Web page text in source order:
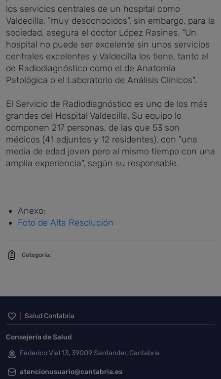
los servicios centrales de un hospital como
Valdecilla, "muy desconocidos", sin embargo, para la
sociedad, asegura el doctor López Rasines. "Un
hospital no puede ser excelente sin unos servicios
centrales excelentes y Valdecilla los tiene, tanto el
de Radiodiagnóstico como el de Anatomía
Patológica o el Laboratorio de Análisis Clínicos".
El Servicio de Radiodiagnóstico es uno de los más
grandes del Hospital Valdecilla. Su equipo lo
componen 217 personas, de las que 53 son
médicos (41 adjuntos y 12 residentes), con "una
media de edad joven pero al mismo tiempo con una
amplia experiencia", según su responsable.
Anexo:
Foto de Alta Resolución
Categoría:
Inicio del pie de página
Salud Cantabria
Consejería de Salud
Federico Vial 13, 39009 Santander, Cantabria
atencionusuario@cantabria.es